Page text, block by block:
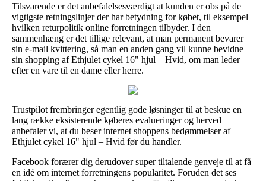
Tilsvarende er det anbefalelsesværdigt at kunden er obs på de
vigtigste retningslinjer der har betydning for købet, til eksempel
hvilken returpolitik online forretningen tilbyder. I den
sammenhæng er det tillige relevant, at man permanent bevarer
sin e-mail kvittering, så man en anden gang vil kunne bevidne
sin shopping af Ethjulet cykel 16" hjul – Hvid, om man leder
efter en vare til en dame eller herre.
Trustpilot frembringer egentlig gode løsninger til at beskue en
lang række eksisterende køberes evalueringer og herved
anbefaler vi, at du beser internet shoppens bedømmelser af
Ethjulet cykel 16" hjul – Hvid før du handler.
Facebook forærer dig derudover super tiltalende genveje til at få
en idé om internet forretningens popularitet. Foruden det ses